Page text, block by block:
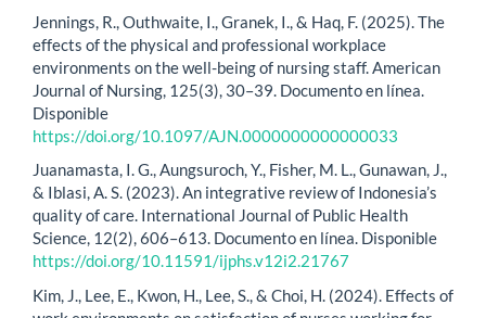
Jennings, R., Outhwaite, I., Granek, I., & Haq, F. (2025). The
effects of the physical and professional workplace
environments on the well-being of nursing staff. American
Journal of Nursing, 125(3), 30–39. Documento en línea.
Disponible
https://doi.org/10.1097/AJN.0000000000000033
Juanamasta, I. G., Aungsuroch, Y., Fisher, M. L., Gunawan, J.,
& Iblasi, A. S. (2023). An integrative review of Indonesia’s
quality of care. International Journal of Public Health
Science, 12(2), 606–613. Documento en línea. Disponible
https://doi.org/10.11591/ijphs.v12i2.21767
Kim, J., Lee, E., Kwon, H., Lee, S., & Choi, H. (2024). Effects of